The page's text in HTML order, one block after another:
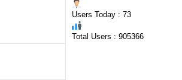
Users Today : 73
Total Users : 905366